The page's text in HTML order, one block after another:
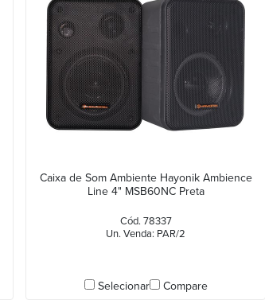
Caixa de Som Ambiente Hayonik Ambience
Line 4" MSB60NC Preta
Cód. 78337
Un. Venda: PAR/2
Selecionar Compare